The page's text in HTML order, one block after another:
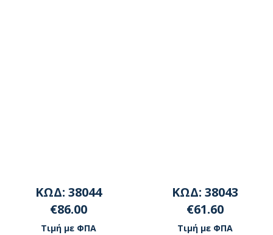
ΚΩΔ: 38044
€86.00
Τιμή με ΦΠΑ
ΚΩΔ: 38043
€61.60
Τιμή με ΦΠΑ